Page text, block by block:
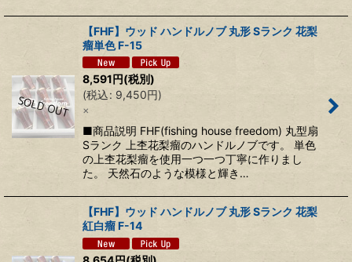
【FHF】ウッド ハンドルノブ 丸形 Sランク 花梨
瘤単色 F-15
8,591 円(税別)
(税込: 9,450円)
×
■商品説明 FHF(fishing house freedom) 丸型扇
Sランク 上杢花梨瘤のハンドルノブです。 単色
の上杢花梨瘤を使用一つ一つ丁寧に作りまし
た。 天然石のような模様と輝き…
【FHF】ウッド ハンドルノブ 丸形 Sランク 花梨
紅白瘤 F-14